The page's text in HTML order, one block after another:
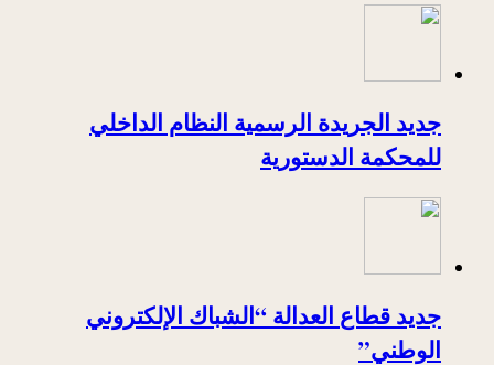
جديد الجريدة الرسمية النظام الداخلي
للمحكمة الدستورية
جديد قطاع العدالة “الشباك الإلكتروني
الوطني”